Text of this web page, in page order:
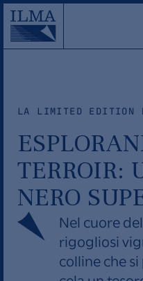
LA LIMITED EDITION
TERROIR:
NERO
Nel cuore
rigogliosi
colline che